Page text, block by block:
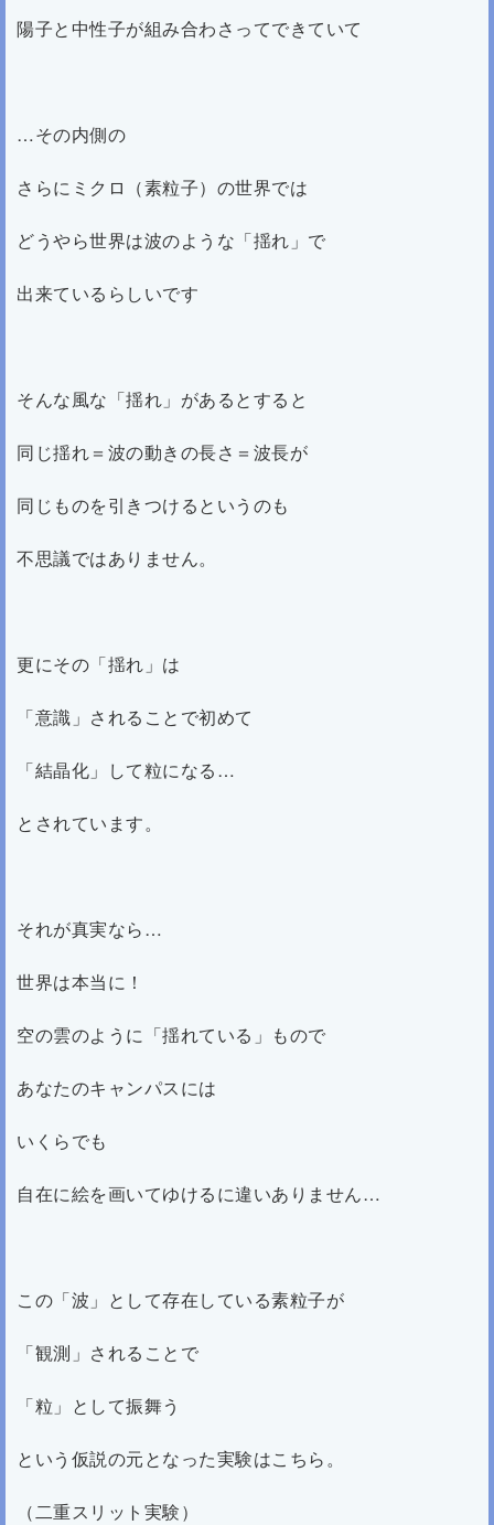
陽子と中性子が組み合わさってできていて
…その内側の
さらにミクロ（素粒子）の世界では
どうやら世界は波のような「揺れ」で
出来ているらしいです
そんな風な「揺れ」があるとすると
同じ揺れ＝波の動きの長さ＝波長が
同じものを引きつけるというのも
不思議ではありません。
更にその「揺れ」は
「意識」されることで初めて
「結晶化」して粒になる…
とされています。
それが真実なら…
世界は本当に！
空の雲のように「揺れている」もので
あなたのキャンパスには
いくらでも
自在に絵を画いてゆけるに違いありません…
この「波」として存在している素粒子が
「観測」されることで
「粒」として振舞う
という仮説の元となった実験はこちら。
（二重スリット実験）